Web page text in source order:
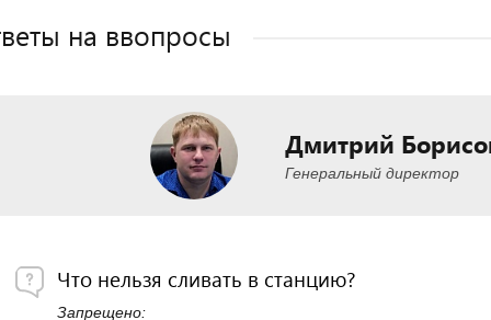
на ввопросы
Дмитрий
Генеральный директор
Что нельзя сливать в станцию?
Запрещено: